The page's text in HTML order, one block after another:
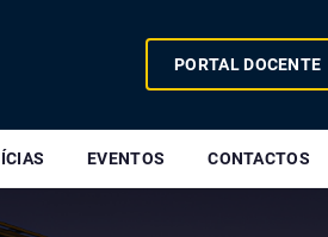
PORTAL DOCENTE
EVENTOS CONTACTOS